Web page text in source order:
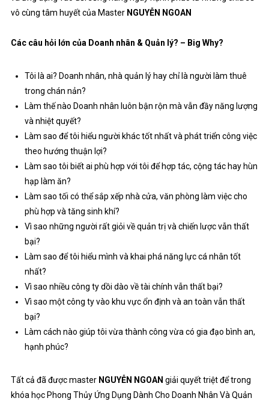
vô cùng tâm huyết của Master NGUYỄN NGOAN
Các câu hỏi lớn của Doanh nhân & Quản lý? – Big Why?
Tôi là ai? Doanh nhân, nhà quản lý hay chỉ là người làm thuê
trong chán nản?
Làm thế nào Doanh nhân luôn bận rộn mà vẫn đầy năng lượng
và nhiệt quyết?
Làm sao để tôi hiểu người khác tốt nhất và phát triển công việc
theo hướng thuận lợi?
Làm sao tôi biết ai phù hợp với tôi để hợp tác, cộng tác hay hùn
hạp làm ăn?
Làm sao tối có thể sắp xếp nhà cửa, văn phòng làm việc cho
phù hợp và tăng sinh khí?
Vì sao những người rất giỏi về quản trị và chiến lược vẫn thất
bại?
Làm sao để tôi hiểu mình và khai phá năng lực cá nhân tốt
nhất?
Vì sao nhiều công ty dồi dào về tài chính vẫn thất bại?
Vì sao một công ty vào khu vực ổn định và an toàn vẫn thất
bại?
Làm cách nào giúp tôi vừa thành công vừa có gia đạo bình an,
hạnh phúc?
Tất cả đã được master NGUYỄN NGOAN giải quyết triệt để trong
khóa học Phong Thủy Ứng Dụng Dành Cho Doanh Nhân Và Quản